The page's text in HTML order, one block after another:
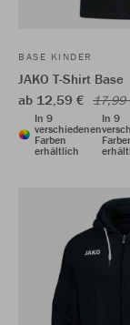
BASE KINDER
JAKO T-Shirt Base
ab 12,59 € 17,99
In 9
verschiedenen
Farben
erhältlich
In 9